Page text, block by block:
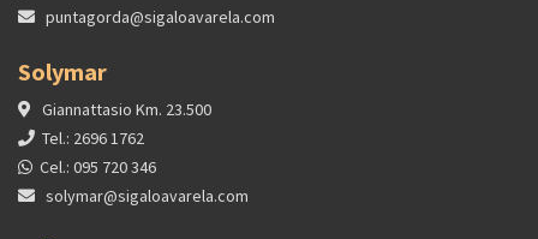
puntagorda@sigaloavarela.com
Solymar
Giannattasio Km. 23.500
Tel.: 2696 1762
Cel.: 095 720 346
solymar@sigaloavarela.com